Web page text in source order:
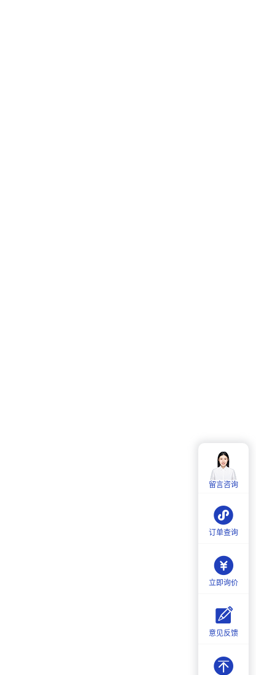
留言咨询
订单查询
立即询价
意见反馈